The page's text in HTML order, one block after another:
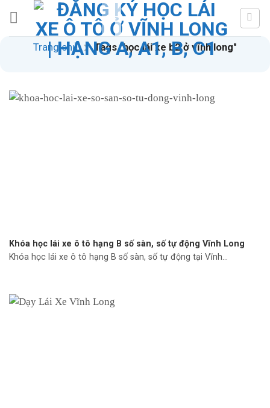
content
Trang chủ Tags "học lái xe b2 ở vĩnh long"
Khóa học lái xe ô tô hạng B số sàn, số tự động Vĩnh Long
Khóa học lái xe ô tô hạng B số sàn, số tự động tại Vĩnh...